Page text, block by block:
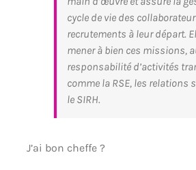
cycle de vie des
recrutements à leur départ.
mener à bien ces missions,
responsabilité d’activités
comme la RSE, les relations
le SIRH.
J’ai bon cheffe ?